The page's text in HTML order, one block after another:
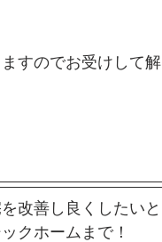
すのでお受けして解
改善し良くしたいと
クホームまで！